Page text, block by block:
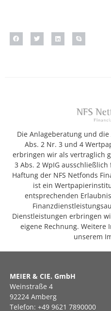
Die Anlageberatung und
Abs. 2 Nr. 3 und 4
erbringen wir als vertraglich
3 Abs. 2 WpIG
Haftung der NFS Netfonds
ist ein
entsprechenden
Dienstleistungen erbringen
eigene Rechnung. Weitere
unserem
MEIER & CIE. GmbH
Weinstraße 4
92224 Amberg
Telefon: +49 9621 7890000